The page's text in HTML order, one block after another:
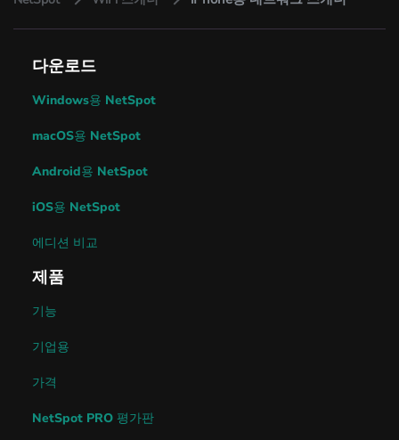
다운로드
Windows용 NetSpot
macOS용 NetSpot
Android용 NetSpot
iOS용 NetSpot
에디션 비교
제품
기능
기업용
가격
NetSpot PRO 평가판